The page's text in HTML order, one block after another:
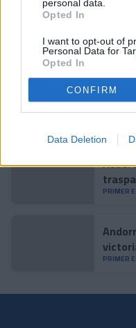
personal data.
Opted In
I want to opt-out of
Personal Data for
Opted In
CONFIRM
Data Deletion
PRIMER
Enes
PRIMER
PRIMER